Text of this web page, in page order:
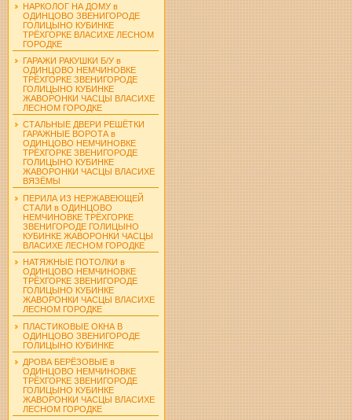
НАРКОЛОГ НА ДОМУ в
ОДИНЦОВО ЗВЕНИГОРОДЕ
ГОЛИЦЫНО КУБИНКЕ
ТРЁХГОРКЕ ВЛАСИХЕ ЛЕСНОМ
ГОРОДКЕ
ГАРАЖИ РАКУШКИ Б/У в
ОДИНЦОВО НЕМЧИНОВКЕ
ТРЁХГОРКЕ ЗВЕНИГОРОДЕ
ГОЛИЦЫНО КУБИНКЕ
ЖАВОРОНКИ ЧАСЦЫ ВЛАСИХЕ
ЛЕСНОМ ГОРОДКЕ
СТАЛЬНЫЕ ДВЕРИ РЕШЁТКИ
ГАРАЖНЫЕ ВОРОТА в
ОДИНЦОВО НЕМЧИНОВКЕ
ТРЁХГОРКЕ ЗВЕНИГОРОДЕ
ГОЛИЦЫНО КУБИНКЕ
ЖАВОРОНКИ ЧАСЦЫ ВЛАСИХЕ
ВЯЗЁМЫ
ПЕРИЛА ИЗ НЕРЖАВЕЮЩЕЙ
СТАЛИ в ОДИНЦОВО
НЕМЧИНОВКЕ ТРЁХГОРКЕ
ЗВЕНИГОРОДЕ ГОЛИЦЫНО
КУБИНКЕ ЖАВОРОНКИ ЧАСЦЫ
ВЛАСИХЕ ЛЕСНОМ ГОРОДКЕ
НАТЯЖНЫЕ ПОТОЛКИ в
ОДИНЦОВО НЕМЧИНОВКЕ
ТРЁХГОРКЕ ЗВЕНИГОРОДЕ
ГОЛИЦЫНО КУБИНКЕ
ЖАВОРОНКИ ЧАСЦЫ ВЛАСИХЕ
ЛЕСНОМ ГОРОДКЕ
ПЛАСТИКОВЫЕ ОКНА В
ОДИНЦОВО ЗВЕНИГОРОДЕ
ГОЛИЦЫНО КУБИНКЕ
ДРОВА БЕРЁЗОВЫЕ в
ОДИНЦОВО НЕМЧИНОВКЕ
ТРЁХГОРКЕ ЗВЕНИГОРОДЕ
ГОЛИЦЫНО КУБИНКЕ
ЖАВОРОНКИ ЧАСЦЫ ВЛАСИХЕ
ЛЕСНОМ ГОРОДКЕ